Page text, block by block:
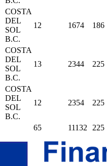
COSTA
DEL
SOL
B.C.
12 1674 186
COSTA
DEL
SOL
B.C.
13 2344 225
COSTA
DEL
SOL
B.C.
12 2354 225
65 11132 225